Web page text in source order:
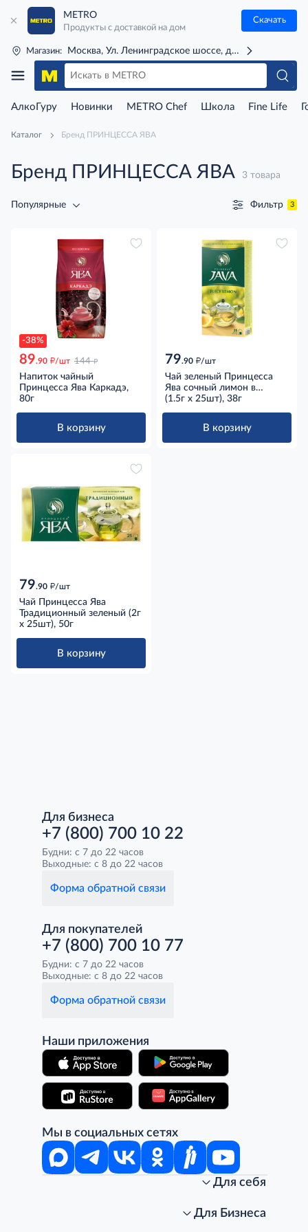
METRO
Продукты с доставкой на дом
Скачать
Магазин: Москва, Ул. Ленинградское шоссе, д. 71Г (м. Речной
АлкоГуру Новинки METRO Chef Школа Fine Life
Каталог Бренд ПРИНЦЕССА ЯВА
Бренд ПРИНЦЕССА ЯВА 3 товара
Популярные Фильтр 3
-38%
89.90 д/шт 144 д
Напиток чайный
Принцесса Ява Каркадэ,
80г
В корзину
79.90 д/шт
Чай зеленый Принцесса
Ява сочный лимон в
пакетиках (1.5г x 25шт),
(1.5г x 25шт), 38г
В корзину
79.90 д/шт
Чай Принцесса Ява
Традиционный зеленый (2г
х 25шт), 50г
В корзину
Для бизнеса
+7 (800) 700 10 22
Будни: с 7 до 22 часов
Выходные: с 8 до 22 часов
Форма обратной связи
Для покупателей
+7 (800) 700 10 77
Будни: с 7 до 22 часов
Выходные: с 8 до 22 часов
Форма обратной связи
Наши приложения
Мы в социальных сетях
Для себя
Стань клиентом METRO
Для Бизнеса